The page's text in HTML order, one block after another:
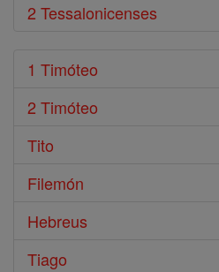
2 Tessalonicenses
1 Timóteo
2 Timóteo
Tito
Filemón
Hebreus
Tiago